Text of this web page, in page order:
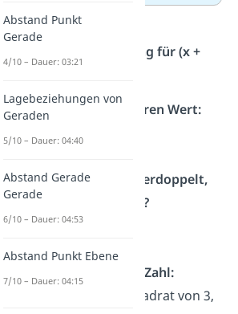
Schritt-für-Schritt-Lösung für (x +
Schau auf den mittleren Wert:
Welche Zahl wurde verdoppelt,
um 6x zu bekommen?
3, denn 3 ⋅ 2 = 6.
Überprüfe die letzte Zahl:
Diese Zahl ist das Quadrat von 3,
Abstand Punkt
Gerade
4/10 – Dauer: 03:21
Lagebeziehungen von
Geraden
5/10 – Dauer: 04:40
Abstand Gerade
Gerade
6/10 – Dauer: 04:53
Abstand Punkt Ebene
7/10 – Dauer: 04:15